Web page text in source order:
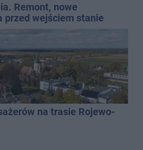
Remont, nowe
przed wejściem stanie
na trasie Rojewo-